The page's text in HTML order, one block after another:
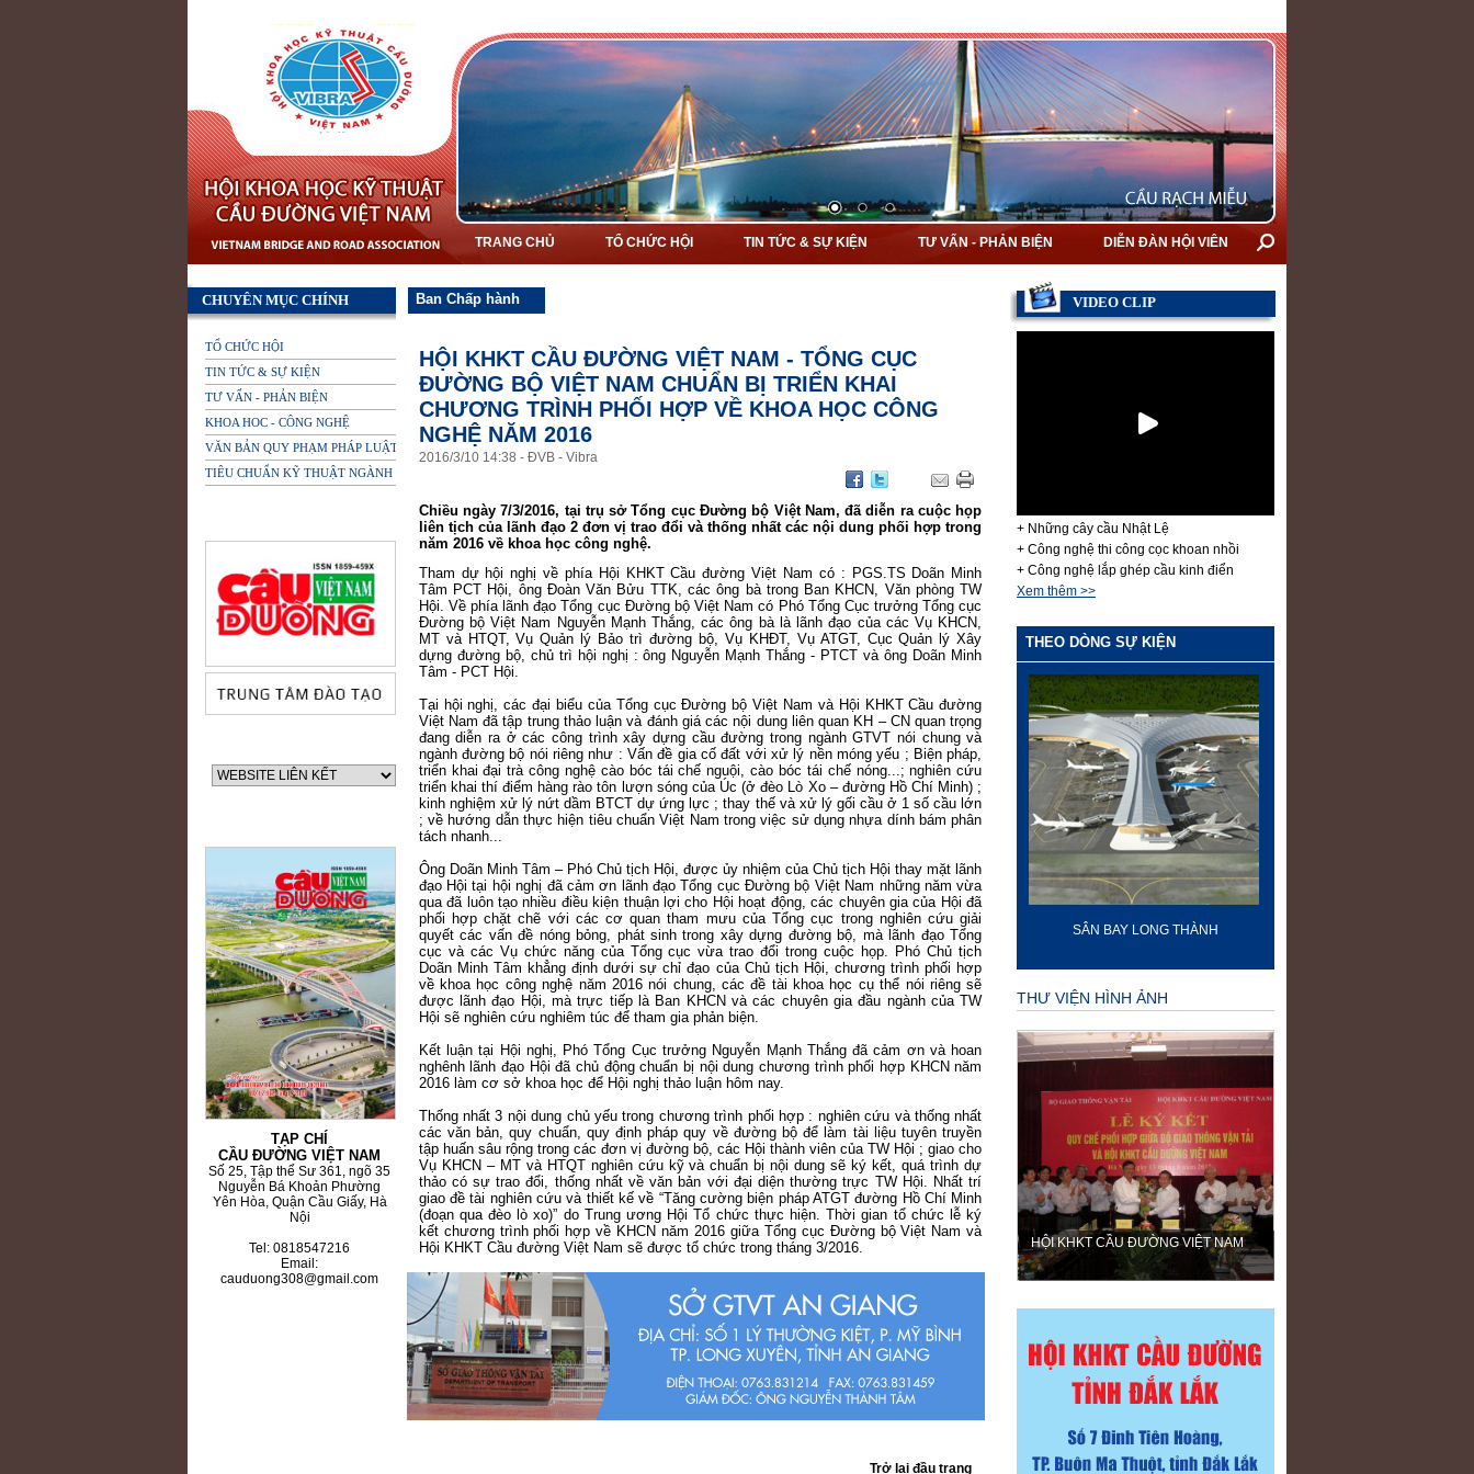
TRANG CHỦ TỔ CHỨC HỘI TIN TỨC & SỰ KIỆN TƯ VẤN - PHẢN BIỆN DIỄN ĐÀN HỘI VIÊN
CHUYÊN MỤC CHÍNH
TỔ CHỨC HỘI
TIN TỨC & SỰ KIỆN
TƯ VẤN - PHẢN BIỆN
KHOA HOC - CÔNG NGHỆ
VĂN BẢN QUY PHẠM PHÁP LUẬT
TIÊU CHUẨN KỸ THUẬT NGÀNH
TẠP CHÍ
CẦU ĐƯỜNG VIỆT NAM
Số 25, Tập thể Sư 361, ngõ 35
Nguyễn Bá Khoản Phường
Yên Hòa, Quận Cầu Giấy, Hà
Nội
Tel: 0818547216
Email:
cauduong308@gmail.com
Ban Chấp hành
HỘI KHKT CẦU ĐƯỜNG VIỆT NAM - TỔNG CỤC
ĐƯỜNG BỘ VIỆT NAM CHUẨN BỊ TRIỂN KHAI
CHƯƠNG TRÌNH PHỐI HỢP VỀ KHOA HỌC CÔNG
NGHỆ NĂM 2016
2016/3/10 14:38 - ĐVB - Vibra
Chiều ngày 7/3/2016, tại trụ sở Tổng cục Đường bộ Việt Nam, đã diễn ra cuộc họp
liên tịch của lãnh đạo 2 đơn vị trao đổi và thống nhất các nội dung phối hợp trong
năm 2016 về khoa học công nghệ.
Tham dự hội nghị về phía Hội KHKT Cầu đường Việt Nam có : PGS.TS Doãn Minh
Tâm PCT Hội, ông Đoàn Văn Bửu TTK, các ông bà trong Ban KHCN, Văn phòng TW
Hội. Về phía lãnh đạo Tổng cục Đường bộ Việt Nam có Phó Tổng Cục trưởng Tổng cục
Đường bộ Việt Nam Nguyễn Mạnh Thắng, các ông bà là lãnh đạo của các Vụ KHCN,
MT và HTQT, Vụ Quản lý Bảo trì đường bộ, Vụ KHĐT, Vụ ATGT, Cục Quản lý Xây
dựng đường bộ, chủ trì hội nghị : ông Nguyễn Mạnh Thắng - PTCT và ông Doãn Minh
Tâm - PCT Hội.
Tại hội nghị, các đại biểu của Tổng cục Đường bộ Việt Nam và Hội KHKT Cầu đường
Việt Nam đã tập trung thảo luận và đánh giá các nội dung liên quan KH – CN quan trọng
đang diễn ra ở các công trình xây dựng cầu đường trong ngành GTVT nói chung và
ngành đường bộ nói riêng như : Vấn đề gia cố đất với xử lý nền móng yếu ; Biện pháp,
triển khai đại trà công nghệ cào bóc tái chế nguội, cào bóc tái chế nóng...; nghiên cứu
triển khai thí điểm hàng rào tôn lượn sóng của Úc (ở đèo Lò Xo – đường Hồ Chí Minh) ;
kinh nghiệm xử lý nứt dầm BTCT dự ứng lực ; thay thế và xử lý gối cầu ở 1 số cầu lớn
; về hướng dẫn thực hiện tiêu chuẩn Việt Nam trong việc sử dụng nhựa dính bám phân
tách nhanh...
Ông Doãn Minh Tâm – Phó Chủ tịch Hội, được ủy nhiệm của Chủ tịch Hội thay mặt lãnh
đạo Hội tại hội nghị đã cảm ơn lãnh đạo Tổng cục Đường bộ Việt Nam những năm vừa
qua đã luôn tạo nhiều điều kiện thuận lợi cho Hội hoạt động, các chuyên gia của Hội đã
phối hợp chặt chẽ với các cơ quan tham mưu của Tổng cục trong nghiên cứu giải
quyết các vấn đề nóng bỏng, phát sinh trong xây dựng đường bộ, mà lãnh đạo Tổng
cục và các Vụ chức năng của Tổng cục vừa trao đổi trong cuộc họp. Phó Chủ tịch
Doãn Minh Tâm khẳng định dưới sự chỉ đạo của Chủ tịch Hội, chương trình phối hợp
về khoa học công nghệ năm 2016 nói chung, các đề tài khoa học cụ thể nói riêng sẽ
được lãnh đạo Hội, mà trực tiếp là Ban KHCN và các chuyên gia đầu ngành của TW
Hội sẽ nghiên cứu nghiêm túc để tham gia phản biện.
Kết luận tại Hội nghị, Phó Tổng Cục trưởng Nguyễn Mạnh Thắng đã cảm ơn và hoan
nghênh lãnh đạo Hội đã chủ động chuẩn bị nội dung chương trình phối hợp KHCN năm
2016 làm cơ sở khoa học để Hội nghị thảo luận hôm nay.
Thống nhất 3 nội dung chủ yếu trong chương trình phối hợp : nghiên cứu và thống nhất
các văn bản, quy chuẩn, quy định pháp quy về đường bộ để làm tài liệu tuyên truyền
tập huấn sâu rộng trong các đơn vị đường bộ, các Hội thành viên của TW Hội ; giao cho
Vụ KHCN – MT và HTQT nghiên cứu kỹ và chuẩn bị nội dung sẽ ký kết, quá trình dự
thảo có sự trao đổi, thống nhất về văn bản với đại diện thường trực TW Hội. Nhất trí
giao đề tài nghiên cứu và thiết kế về “Tăng cường biện pháp ATGT đường Hồ Chí Minh
(đoạn qua đèo lò xo)” do Trung ương Hội Tổ chức thực hiện. Thời gian tổ chức lễ ký
kết chương trình phối hợp về KHCN năm 2016 giữa Tổng cục Đường bộ Việt Nam và
Hội KHKT Cầu đường Việt Nam sẽ được tổ chức trong tháng 3/2016.
Trở lại đầu trang
VIDEO CLIP
+ Những cây cầu Nhật Lệ
+ Công nghệ thi công cọc khoan nhồi
+ Công nghệ lắp ghép cầu kinh điển
Xem thêm >>
THEO DÒNG SỰ KIỆN
60 NĂM ĐIỆN BIÊN PHỦ
70 NĂM GTVT VIỆT NAM (1945 -
2015)
SÂN BAY LONG THÀNH
THƯ VIỆN HÌNH ẢNH
HỘI KHKT CẦU ĐƯỜNG VIỆT NAM